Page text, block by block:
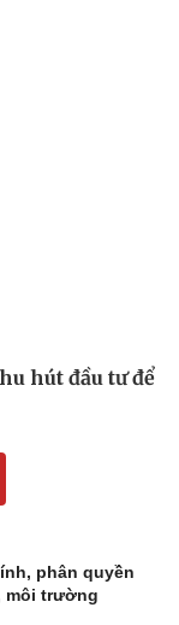
hút đầu tư để
phân quyền
môi trường